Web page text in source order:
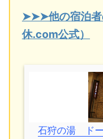
➤➤➤他の宿泊者
休.com公式）
石狩の湯 ドー